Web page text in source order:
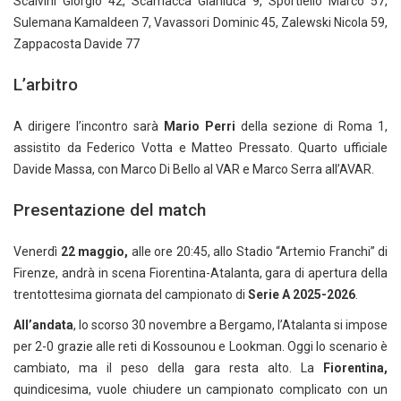
Sulemana Kamaldeen 7, Vavassori Dominic 45, Zalewski Nicola 59,
Zappacosta Davide 77
L’arbitro
A dirigere l’incontro sarà Mario Perri della sezione di Roma 1,
assistito da Federico Votta e Matteo Pressato. Quarto ufficiale
Davide Massa, con Marco Di Bello al VAR e Marco Serra all’AVAR.
Presentazione del match
Venerdì 22 maggio, alle ore 20:45, allo Stadio “Artemio Franchi” di
Firenze, andrà in scena Fiorentina-Atalanta, gara di apertura della
trentottesima giornata del campionato di Serie A 2025-2026
All’andata, lo scorso 30 novembre a Bergamo, l’Atalanta si impose
per 2-0 grazie alle reti di Kossounou e Lookman. Oggi lo scenario è
cambiato, ma il peso della gara resta alto. La
Fiorentina,
quindicesima, vuole chiudere un campionato complicato con un